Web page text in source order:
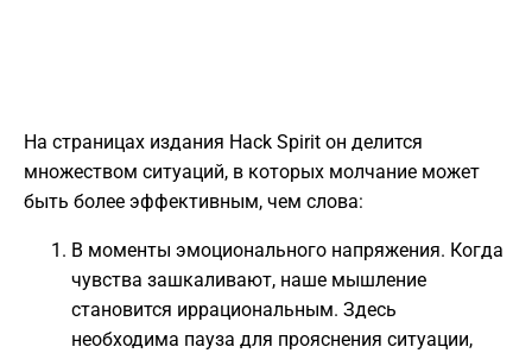
На страницах издания Hack Spirit он делится
множеством ситуаций, в которых молчание может
быть более эффективным, чем слова:
В моменты эмоционального напряжения. Когда
чувства зашкаливают, наше мышление
становится иррациональным. Здесь
необходима пауза для прояснения ситуации,